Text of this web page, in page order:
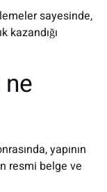
sayesinde,
kazandığı
yapının
resmi belge ve